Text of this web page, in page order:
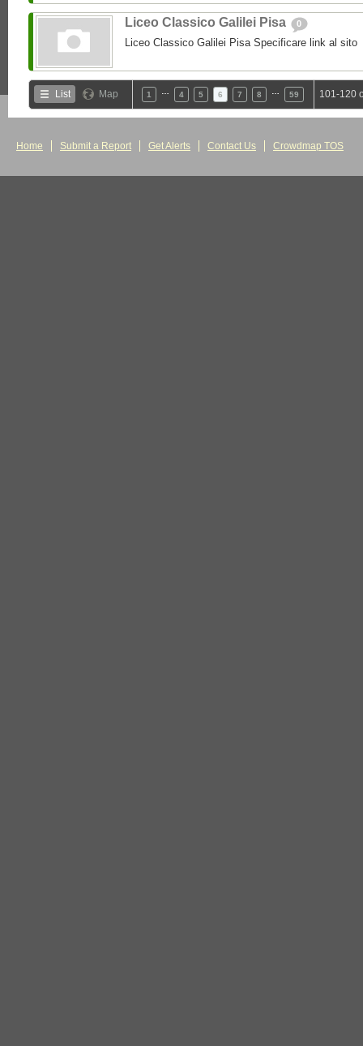
Liceo Classico Galilei Pisa 0
Liceo Classico Galilei Pisa Specificare link al sito
List Map 1 4 5 6 7 8 59 101-120
Home Submit a Report Get Alerts Contact Us Crowdmap TOS